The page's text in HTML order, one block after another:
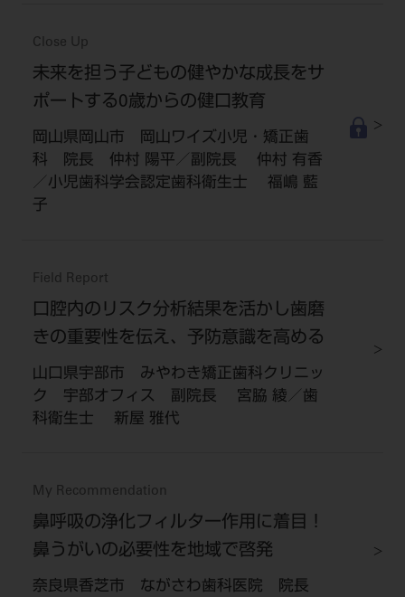
Close Up
未来を担う子どもの健やかな成長をサ
ポートする0歳からの健口教育
岡山県岡山市 岡山ワイズ小児・矯正歯
科 院長 仲村 陽平／副院長 仲村 有香
／小児歯科学会認定歯科衛生士 福嶋 藍
子
Field Report
口腔内のリスク分析結果を活かし歯磨
きの重要性を伝え、予防意識を高める
山口県宇部市 みやわき矯正歯科クリニッ
ク 宇部オフィス 副院長 宮脇 綾／歯
科衛生士 新屋 雅代
My Recommendation
鼻呼吸の浄化フィルター作用に着目！
鼻うがいの必要性を地域で啓発
奈良県香芝市 ながさわ歯科医院 院長